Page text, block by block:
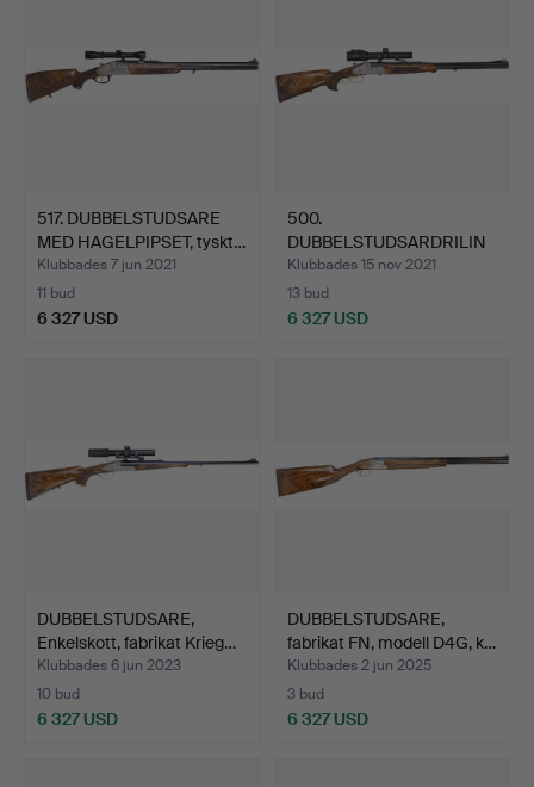
517. DUBBELSTUDSARE
MED HAGELPIPSET, tyskt…
Klubbades 7 jun 2021
11 bud
6 327 USD
500.
DUBBELSTUDSARDRILIN
G, österikisk, Enk…
Klubbades 15 nov 2021
13 bud
6 327 USD
DUBBELSTUDSARE,
Enkelskott, fabrikat Krieg…
Klubbades 6 jun 2023
10 bud
6 327 USD
DUBBELSTUDSARE,
fabrikat FN, modell D4G, k…
Klubbades 2 jun 2025
3 bud
6 327 USD